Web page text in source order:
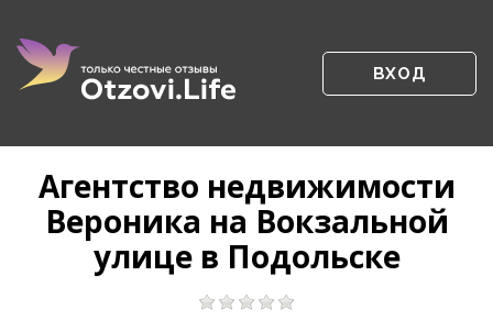
ВХОД
Агентство недвижимости
Вероника на Вокзальной
улице в Подольске